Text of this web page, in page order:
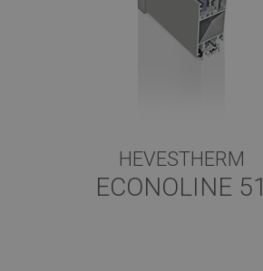
HEVESTHERM
ECONOLINE 51